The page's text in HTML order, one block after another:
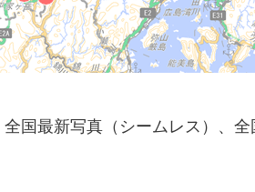
全国最新写真（シームレス）、